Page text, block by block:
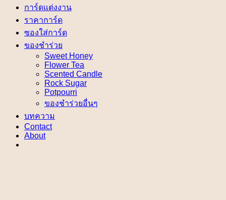
การ์ดแต่งงาน
ราคาการ์ด
ซองใส่การ์ด
ของชำร่วย
Sweet Honey
Flower Tea
Scented Candle
Rock Sugar
Potpourri
ของชำร่วยอื่นๆ
บทความ
Contact
About